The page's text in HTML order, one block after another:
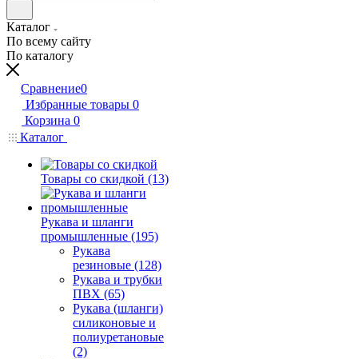
Каталог
По всему сайту
По каталогу
Сравнение0
Избранные товары 0
Корзина 0
Каталог
Товары со скидкой (13)
Рукава и шланги
промышленные (195)
Рукава
резиновые (128)
Рукава и трубки
ПВХ (65)
Рукава (шланги)
силиконовые и
полиуретановые
(2)